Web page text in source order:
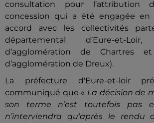
consultation pour l’attribution
concession qui a été engagée en
accord avec les collectivités
départemental d’Eure-et-Loir,
d’agglomération de Chartres
d’agglomération de Dreux).
La préfecture d'Eure-et-loir
communiqué que « La décision de
son terme n’est toutefois pas
n’interviendra qu’après le rendu